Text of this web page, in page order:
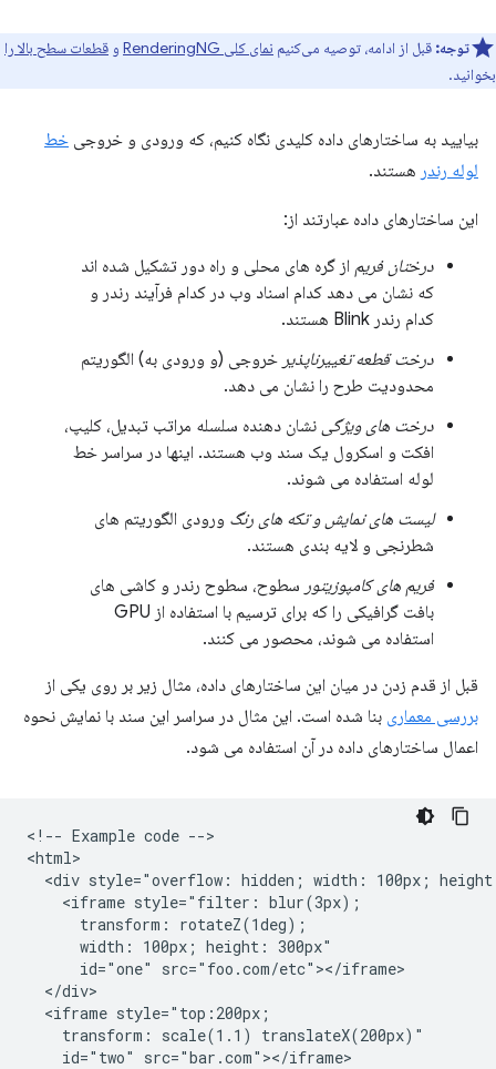
توجه: قبل از ادامه، توصیه می‌کنیم نمای کلی RenderingNG و قطعات سطح بالا را
بخوانید.
بیایید به ساختارهای داده کلیدی نگاه کنیم، که ورودی و خروجی خط
لوله رندر هستند.
این ساختارهای داده عبارتند از:
درختان فریم از گره های محلی و راه دور تشکیل شده اند
که نشان می دهد کدام اسناد وب در کدام فرآیند رندر و
کدام رندر Blink هستند.
درخت قطعه تغییرناپذیر خروجی (و ورودی به) الگوریتم
محدودیت طرح را نشان می دهد.
درخت های ویژگی نشان دهنده سلسله مراتب تبدیل، کلیپ،
افکت و اسکرول یک سند وب هستند. اینها در سراسر خط
لوله استفاده می شوند.
لیست های نمایش و تکه های رنگ ورودی الگوریتم های
شطرنجی و لایه بندی هستند.
فریم های کامپوزیتور سطوح، سطوح رندر و کاشی های
بافت گرافیکی را که برای ترسیم با استفاده از GPU
استفاده می شوند، محصور می کنند.
قبل از قدم زدن در میان این ساختارهای داده، مثال زیر بر روی یکی از
بررسی معماری بنا شده است. این مثال در سراسر این سند با نمایش نحوه
اعمال ساختارهای داده در آن استفاده می شود.
<!-- Example code -->
<html>
<div style="overflow: hidden; width: 100px;
    <iframe style="filter: blur(3px);
      transform: rotateZ(1deg);
      width: 100px; height: 300px"
      id="one" src="foo.com/etc"></iframe>
  </div>
  <iframe style="top:200px;
    transform: scale(1.1) translateX(200px)"
    id="two" src="bar.com"></iframe>